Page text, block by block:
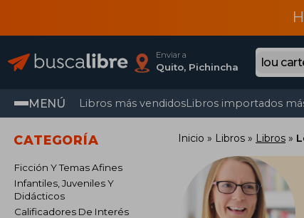
Enviar a
Quito, Pichincha
MENÚ Libros más vendidosLibros importados
CATEGORÍA
Ficción Y Temas Afines
Infantiles, Juveniles Y
Didácticos
Calificadores De Interés
Inicio Libros Libros